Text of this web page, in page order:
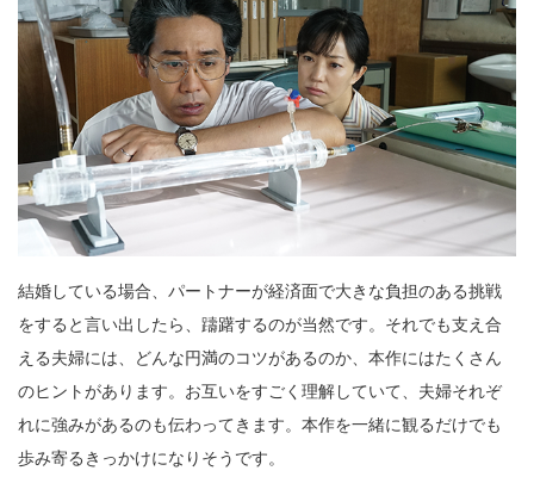
結婚している場合、パートナーが経済面で大きな負担のある挑戦
をすると言い出したら、躊躇するのが当然です。それでも支え合
える夫婦には、どんな円満のコツがあるのか、本作にはたくさん
のヒントがあります。お互いをすごく理解していて、夫婦それぞ
れに強みがあるのも伝わってきます。本作を一緒に観るだけでも
歩み寄るきっかけになりそうです。